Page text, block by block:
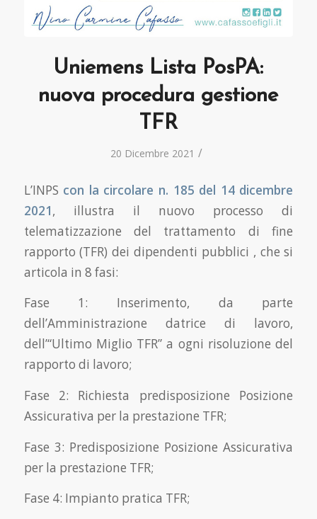
Uniemens Lista PosPA:
nuova procedura gestione
TFR
20 Dicembre 2021 /
L’INPS con la circolare n. 185 del 14 dicembre
2021, illustra il nuovo processo di
telematizzazione del trattamento di fine
rapporto (TFR) dei dipendenti pubblici , che si
articola in 8 fasi:
Fase 1: Inserimento, da parte
dell’Amministrazione datrice di lavoro,
dell’“Ultimo Miglio TFR” a ogni risoluzione del
rapporto di lavoro;
Fase 2: Richiesta predisposizione Posizione
Assicurativa per la prestazione TFR;
Fase 3: Predisposizione Posizione Assicurativa
per la prestazione TFR;
Fase 4: Impianto pratica TFR;